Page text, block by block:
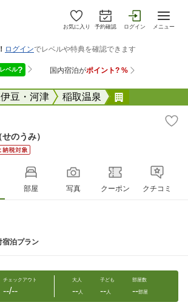
お気に入り 予約確認 ログイン メニュー
豆・河津 稲取温泉
のうみ）
部屋 写真 クーポン クチコミ
宿泊プラン
チェックアウト
--/--
大人
--人
子ども
--人
部屋数
--部屋